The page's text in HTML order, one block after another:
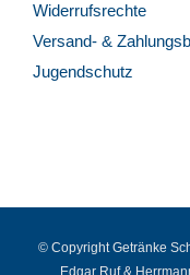
Widerrufsrechte
Versand- &
Jugendschutz
© Copyright Getränke
Edgar Ruf&